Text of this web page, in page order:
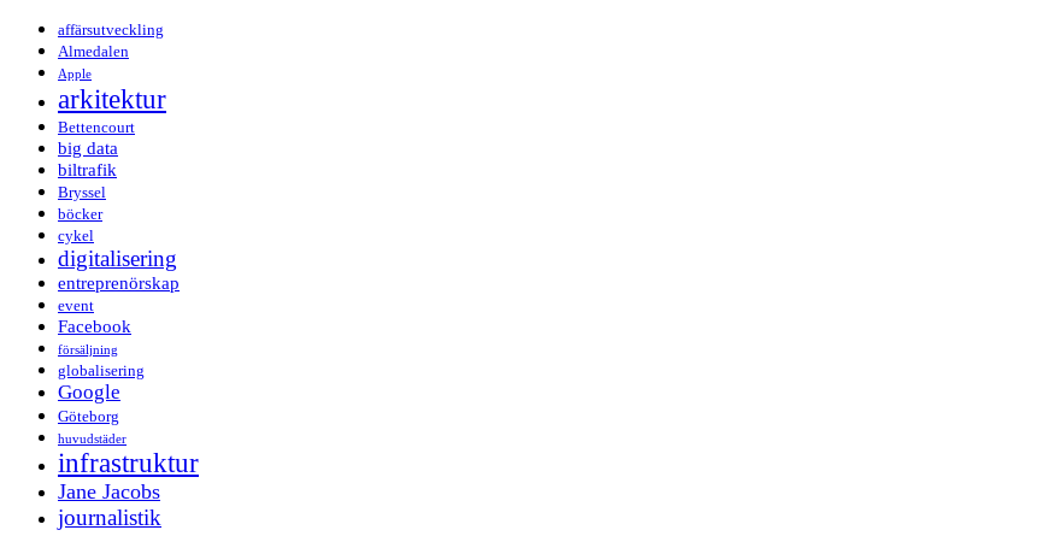
affärsutveckling
Almedalen
Apple
arkitektur
Bettencourt
big data
biltrafik
Bryssel
böcker
cykel
digitalisering
entreprenörskap
event
Facebook
försäljning
globalisering
Google
Göteborg
huvudstäder
infrastruktur
Jane Jacobs
journalistik